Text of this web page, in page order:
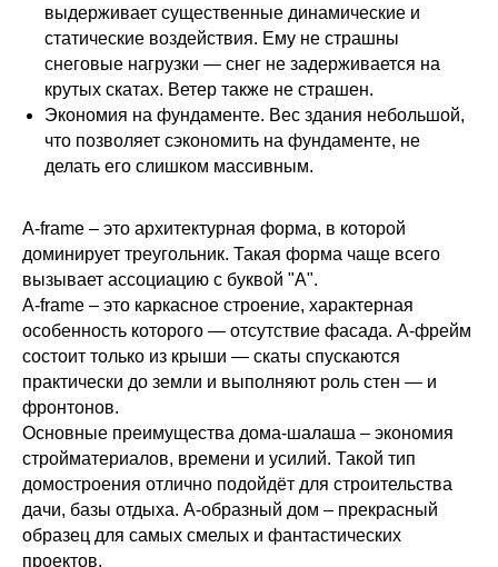
выдерживает существенные динамические и
статические воздействия. Ему не страшны
снеговые нагрузки ― снег не задерживается на
крутых скатах. Ветер также не страшен.
Экономия на фундаменте. Вес здания небольшой,
что позволяет сэкономить на фундаменте, не
делать его слишком массивным.
A-frame – это архитектурная форма, в которой
доминирует треугольник. Такая форма чаще всего
вызывает ассоциацию с буквой "A".
А-frame – это каркасное строение, характерная
особенность которого ― отсутствие фасада. А-фрейм
состоит только из крыши ― скаты спускаются
практически до земли и выполняют роль стен ― и
фронтонов.
Основные преимущества дома-шалаша – экономия
стройматериалов, времени и усилий. Такой тип
домостроения отлично подойдёт для строительства
дачи, базы отдыха. А-образный дом – прекрасный
образец для самых смелых и фантастических
проектов.